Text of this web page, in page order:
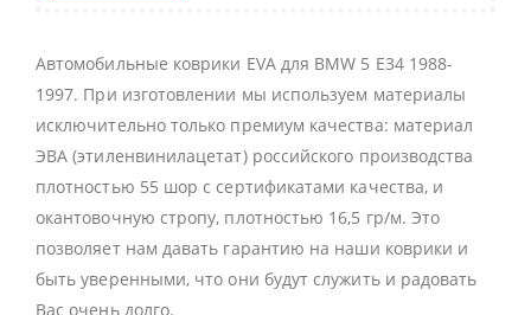
Автомобильные коврики EVA для BMW 5 E34 1988-
1997. При изготовлении мы используем материалы
исключительно только премиум качества: материал
ЭВА (этиленвинилацетат) российского производства
плотностью 55 шор с сертификатами качества, и
окантовочную стропу, плотностью 16,5 гр/м. Это
позволяет нам давать гарантию на наши коврики и
быть уверенными, что они будут служить и радовать
Вас очень долго.